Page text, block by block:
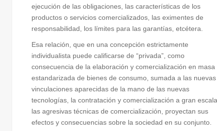
ejecución de las obligaciones, las características de los
productos o servicios comercializados, las eximentes de
responsabilidad, los límites para las garantías, etcétera.
Esa relación, que en una concepción estrictamente
individualista puede calificarse de “privada”, como
consecuencia de la elaboración y comercialización en masa
estandarizada de bienes de consumo, sumada a las nuevas
vinculaciones aparecidas de la mano de las nuevas
tecnologías, la contratación y comercialización a gran
las agresivas técnicas de comercialización, proyectan sus
efectos y consecuencias sobre la sociedad en su conjunto.